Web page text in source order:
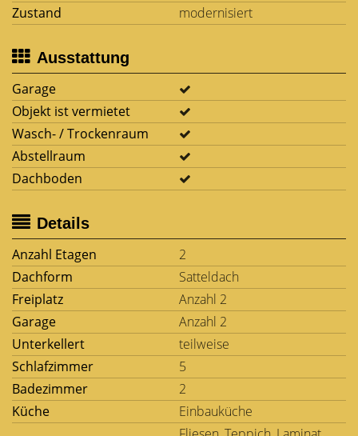
Zustand
modernisiert
Ausstattung
Garage
Objekt ist vermietet
Wasch- / Trockenraum
Abstellraum
Dachboden
Details
Anzahl Etagen
2
Dachform
Satteldach
Freiplatz
Anzahl 2
Garage
Anzahl 2
Unterkellert
teilweise
Schlafzimmer
5
Badezimmer
2
Küche
Einbauküche